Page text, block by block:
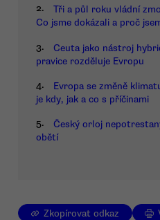
2.
Tři a půl roku vládní
Co jsme dokázali a proč
3.
Ceuta jako nástroj
pravice rozděluje Evropu
4.
Evropa se změně
je kdy, jak a co s příčinami
5.
Český orloj
obětí
Zkopírovat odkaz